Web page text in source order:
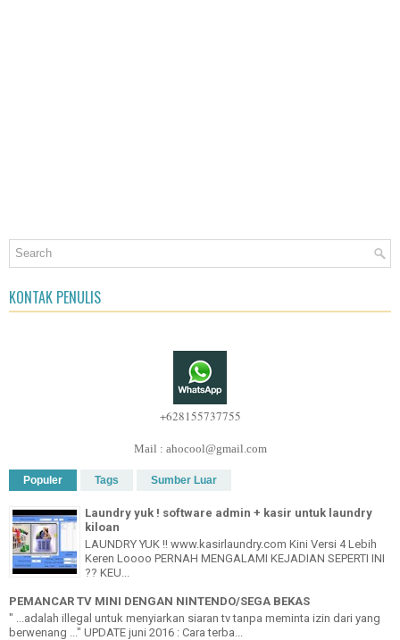
KONTAK PENULIS
+628155737755
Mail : ahocool@gmail.com
Populer Tags Sumber Luar
Laundry yuk ! software admin + kasir untuk laundry
kiloan
LAUNDRY YUK !! www.kasirlaundry.com Kini Versi 4 Lebih
Keren Loooo PERNAH MENGALAMI KEJADIAN SEPERTI INI
?? KEU...
PEMANCAR TV MINI DENGAN NINTENDO/SEGA BEKAS
" ...adalah illegal untuk menyiarkan siaran tv tanpa meminta izin dari yang
berwenang ..." UPDATE juni 2016 : Cara terba...